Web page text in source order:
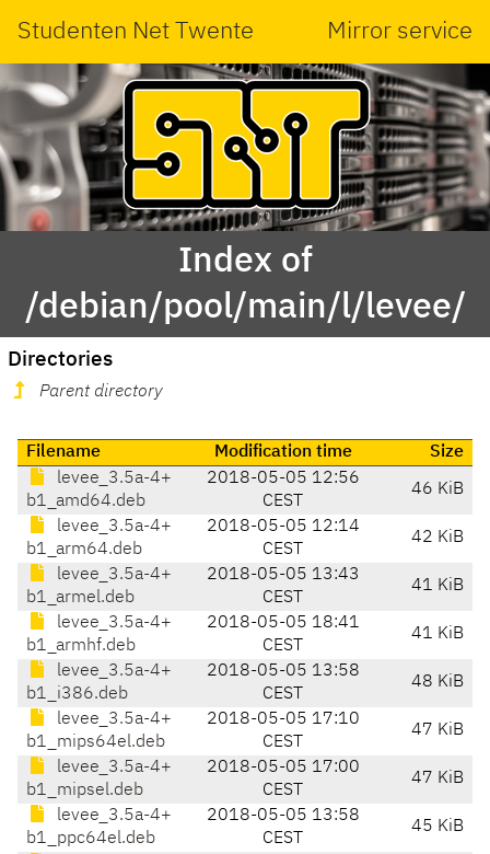
Studenten Net Twente Mirror service
Index of
/debian/pool/main/l/levee/
Directories
Parent directory
Filename Modification time
Size
levee_3.5a-4+
b1_amd64.deb
2018-05-05 12:56
CEST
46 KiB
levee_3.5a-4+
b1_arm64.deb
2018-05-05 12:14
CEST
42 KiB
levee_3.5a-4+
b1_armel.deb
2018-05-05 13:43
CEST
41 KiB
levee_3.5a-4+
b1_armhf.deb
2018-05-05 18:41
CEST
41 KiB
levee_3.5a-4+
b1_i386.deb
2018-05-05 13:58
CEST
48 KiB
levee_3.5a-4+
b1_mips64el.deb
2018-05-05 17:10
CEST
47 KiB
levee_3.5a-4+
b1_mipsel.deb
2018-05-05 17:00
CEST
47 KiB
levee_3.5a-4+
b1_ppc64el.deb
2018-05-05 13:58
CEST
45 KiB